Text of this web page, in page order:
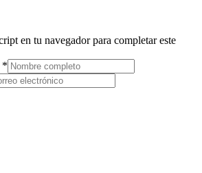
en tu navegador para completar este
*